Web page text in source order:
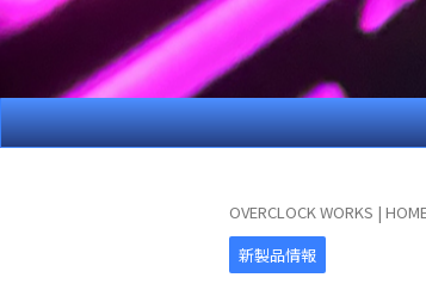
OVERCLOCK WORKS |
新製品情報